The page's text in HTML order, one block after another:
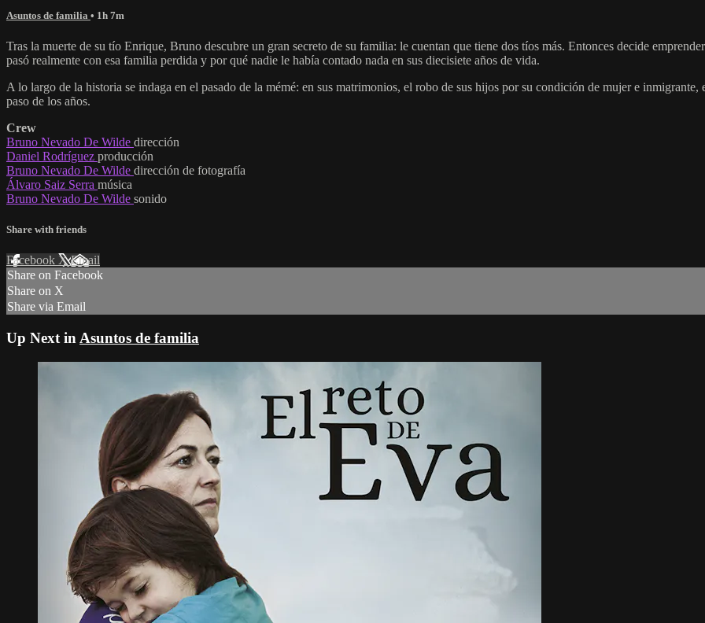
Asuntos de familia • 1h 7m
Tras la muerte de su tío Enrique, Bruno descubre un gran secreto de su familia: le cuentan que tiene dos tíos más. Entonces decide
pasó realmente con esa familia perdida y por qué nadie le había contado nada en sus diecisiete años de vida.
A lo largo de la historia se indaga en el pasado de la mémé: en sus matrimonios, el robo de sus hijos por su condición de mujer e
paso de los años.
Crew
Bruno Nevado De Wilde dirección
Daniel Rodríguez producción
Bruno Nevado De Wilde dirección de fotografía
Álvaro Saiz Serra música
Bruno Nevado De Wilde sonido
Share with friends
Facebook XEmail
Share on Facebook
Share on X
Share via Email
Up Next in Asuntos de familia